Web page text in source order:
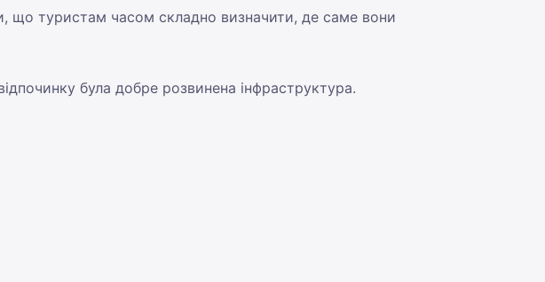
що туристам часом складно визначити, де саме вони
була добре розвинена інфраструктура.